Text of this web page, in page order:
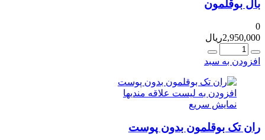
بال بوقلمون
2,950,000ریال
تعداد
افزودن به سبد
افزودن به لیست علاقه مندیها
نمایش سریع
ران تک بوقلمون بدون پوست